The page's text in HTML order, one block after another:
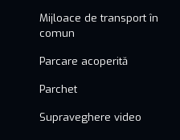
Mijloace de transport în
comun
Parcare acoperită
Parchet
Supraveghere video